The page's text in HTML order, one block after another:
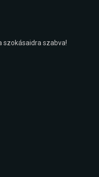
szokásaidra szabva!